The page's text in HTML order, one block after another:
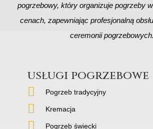
pogrzebowy, który organizuje pogrzeby
cenach, zapewniając profesjonalną
ceremonii pogrzebowych.
usługi pogrzebowe
Pogrzeb tradycyjny
Kremacja
Pogrzeb świecki